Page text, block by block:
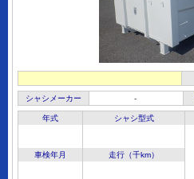
シャシメーカー -
年式 シャシ型式
車検年月 走行（千km）